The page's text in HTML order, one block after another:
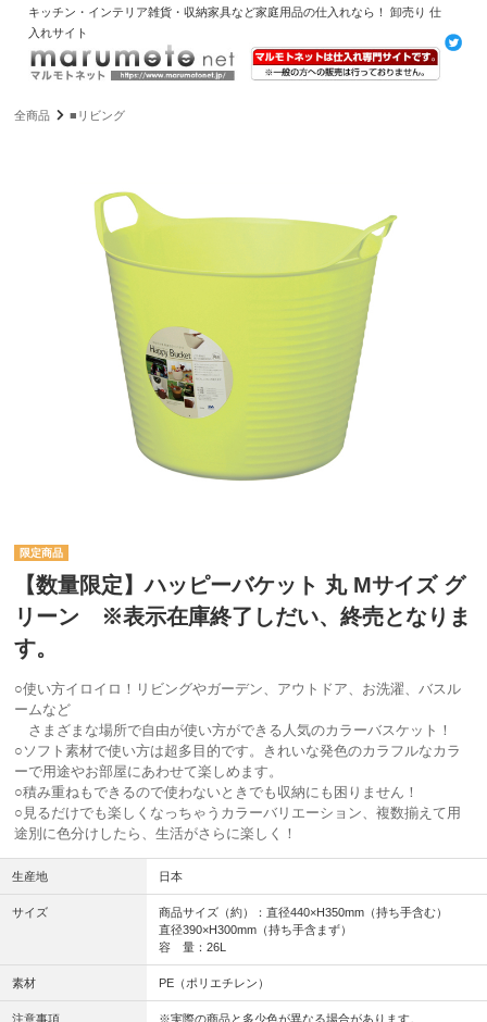
キッチン・インテリア雑貨・収納家具など家庭用品の仕入れなら！ 卸売り 仕
入れサイト
全商品 ■リビング
【数量限定】ハッピーバケット 丸 Mサイズ グ
リーン ※表示在庫終了しだい、終売となりま
す。
○使い方イロイロ！リビングやガーデン、アウトドア、お洗濯、バスル
ームなど
さまざまな場所で自由が使い方ができる人気のカラーバスケット！
○ソフト素材で使い方は超多目的です。きれいな発色のカラフルなカラ
ーで用途やお部屋にあわせて楽しめます。
○積み重ねもできるので使わないときでも収納にも困りません！
○見るだけでも楽しくなっちゃうカラーバリエーション、複数揃えて用
途別に色分けしたら、生活がさらに楽しく！
生産地 日本
サイズ
商品サイズ（約）：直径440×H350mm（持ち手含む）
直径390×H300mm（持ち手含まず）
容 量：26L
素材 PE（ポリエチレン）
注意事項 ※実際の商品と多少色が異なる場合があります。